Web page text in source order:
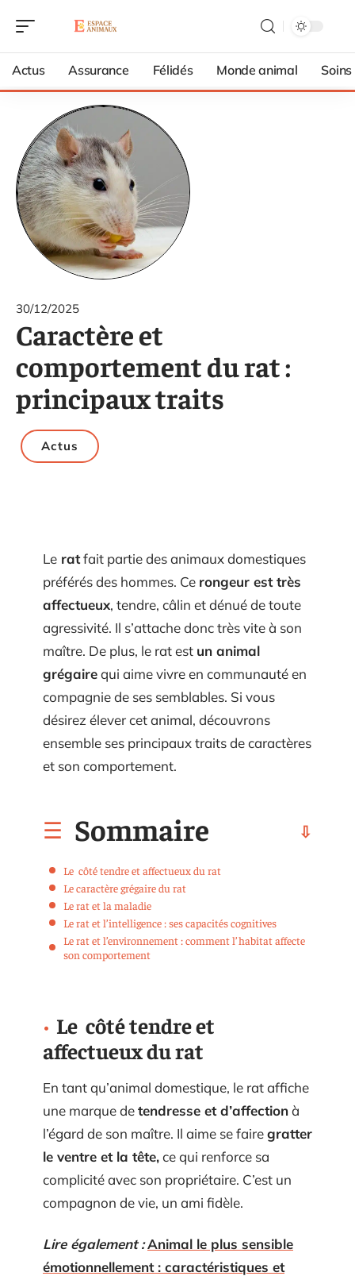
Actus Assurance Félidés Monde animal Soins
30/12/2025
Caractère et
comportement du rat :
principaux traits
Actus
Le ratfait partie des animaux domestiques
préférés des hommes. Ce rongeur est très
affectueux, tendre, câlin et dénué de toute
agressivité. Il s’attache donc très vite à son
maître. De plus, le rat est un animal
grégairequi aime vivre en communauté en
compagnie de ses semblables. Si vous
désirez élever cet animal, découvrons
ensemble ses principaux traits de caractères
et son comportement.
Sommaire
Le côté tendre et affectueux du rat
Le caractère grégaire du rat
Le rat et la maladie
Le rat et l’intelligence : ses capacités cognitives
Le rat et l’environnement : comment l’habitat affecte
son comportement
Le côté tendre et
affectueux du rat
En tant qu’animal domestique, le rat affiche
une marque detendresse et d’affectionà
l’égard de son maître. Il aime se fairegratter
le ventre et la tête,ce qui renforce sa
complicité avec son propriétaire. C’est un
compagnon de vie, un ami fidèle.
Lire également :Animal le plus sensible
émotionnellement : caractéristiques et